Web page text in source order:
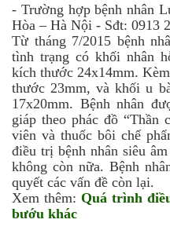
- Trường hợp bệnh nhân
Hòa – Hà Nội - Sđt: 0913
Từ tháng 7/2015 bệnh
tình trạng có khối nhân
kích thước 24x14mm.
thước 23mm, và khối u
17x20mm. Bệnh nhân
giáp theo phác đồ “Thần
viên và thuốc bôi chế
điều trị bệnh nhân siêu
không còn nữa. Bệnh
quyết các vấn đề còn lại.
Xem thêm: Quá trình
bướu khác